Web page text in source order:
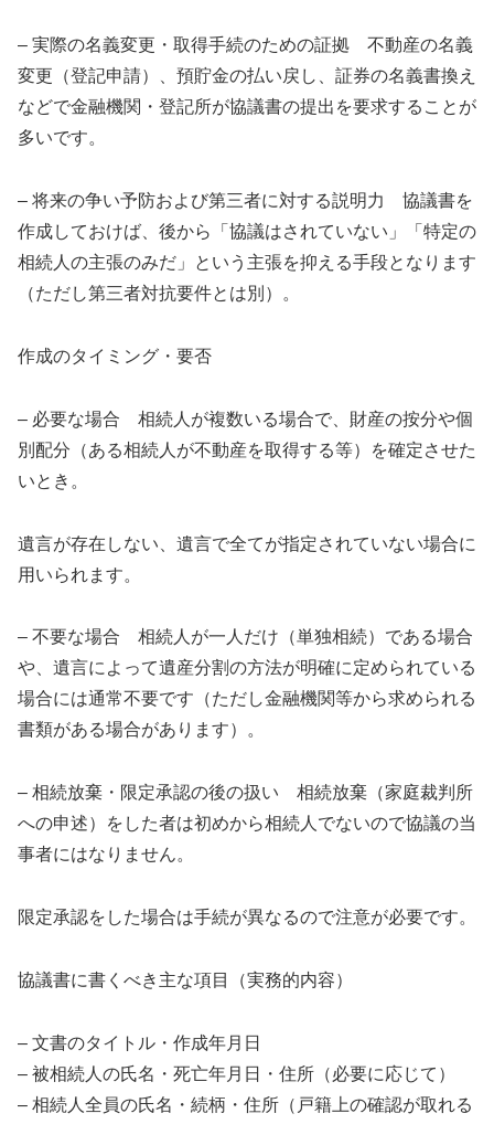
– 実際の名義変更・取得手続のための証拠 不動産の名義
変更（登記申請）、預貯金の払い戻し、証券の名義書換え
などで金融機関・登記所が協議書の提出を要求することが
多いです。
– 将来の争い予防および第三者に対する説明力 協議書を
作成しておけば、後から「協議はされていない」「特定の
相続人の主張のみだ」という主張を抑える手段となります
（ただし第三者対抗要件とは別）。
作成のタイミング・要否
– 必要な場合 相続人が複数いる場合で、財産の按分や個
別配分（ある相続人が不動産を取得する等）を確定させた
いとき。
遺言が存在しない、遺言で全てが指定されていない場合に
用いられます。
– 不要な場合 相続人が一人だけ（単独相続）である場合
や、遺言によって遺産分割の方法が明確に定められている
場合には通常不要です（ただし金融機関等から求められる
書類がある場合があります）。
– 相続放棄・限定承認の後の扱い 相続放棄（家庭裁判所
への申述）をした者は初めから相続人でないので協議の当
事者にはなりません。
限定承認をした場合は手続が異なるので注意が必要です。
協議書に書くべき主な項目（実務的内容）
– 文書のタイトル・作成年月日
– 被相続人の氏名・死亡年月日・住所（必要に応じて）
– 相続人全員の氏名・続柄・住所（戸籍上の確認が取れる